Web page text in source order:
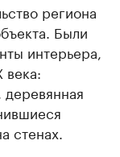
региона
Были
интерьера,
века:
стенах.